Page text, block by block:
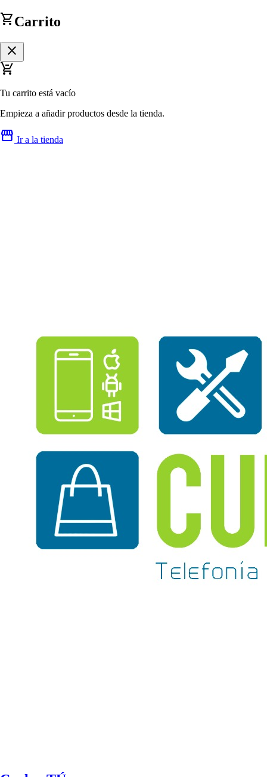
shopping_cartCarrito
close
remove_shopping_cart
Tu carrito está vacío
Empieza a añadir productos desde la tienda.
storefront Ir a la tienda